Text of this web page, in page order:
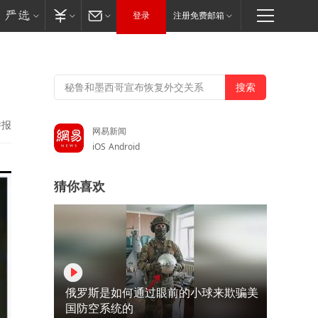
登录 注册免费邮箱
网易新闻
iOS Android
猜你喜欢
俄罗斯是如何通过眼前的小球来欺骗美
国防空系统的